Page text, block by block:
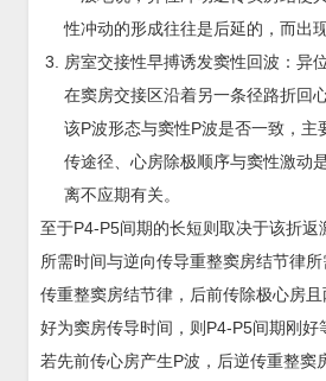
性冲动的形成往往是后延的，而出
房室交接性早搏诱发窦性回波：异
在窦房交接区沿着另一条径路折回
该P波形态与窦性P波是否一致，主
传途径、心房除极顺序与窦性激动
离不应期有关。
至于P4-P5间期的长短则取决于该折返
所需时间与逆向传导重整窦房结节律
传重整窦房结节律，后前传除极心房
好为窦房传导时间，则P4-P5间期刚好
若先前传心房产生P波，后逆传重整窦